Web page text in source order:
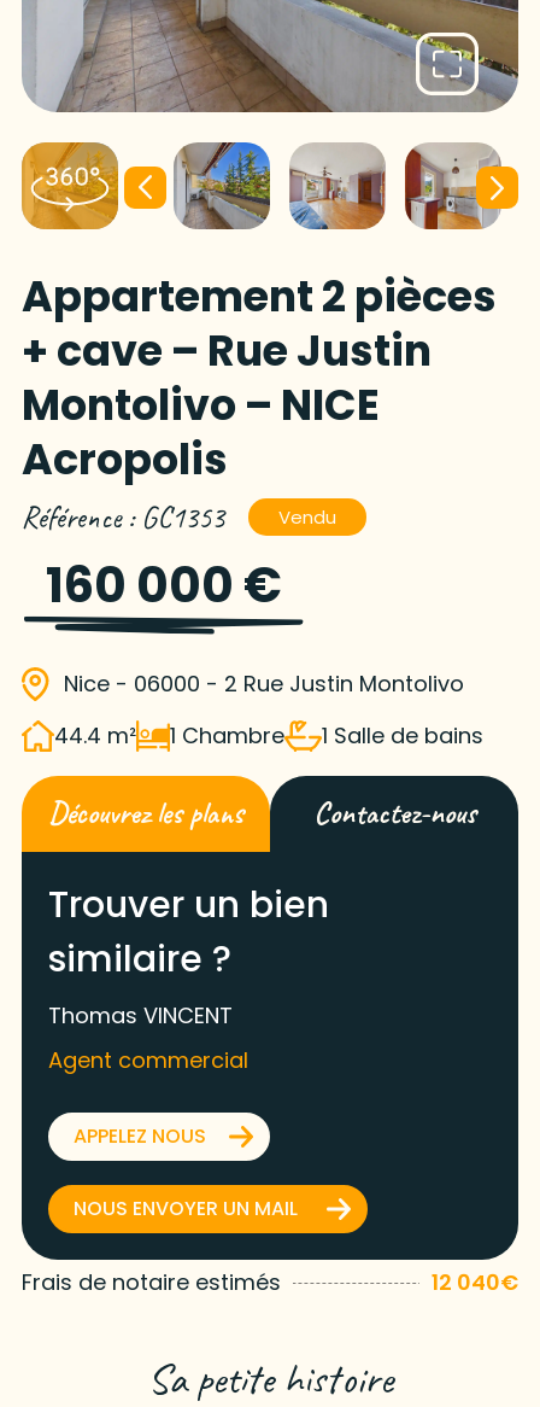
Appartement 2 pièces
+ cave – Rue Justin
Montolivo – NICE
Acropolis
Référence : GC1353 Vendu
160 000 €
Nice - 06000 - 2 Rue Justin Montolivo
44.4 m²
1 Chambre 1 Salle de bains
Découvrez les plans Contactez-nous
Trouver un bien
similaire ?
Thomas VINCENT
Agent commercial
APPELEZ NOUS
NOUS ENVOYER UN MAIL
Frais de notaire estimés 12 040€
Sa petite histoire